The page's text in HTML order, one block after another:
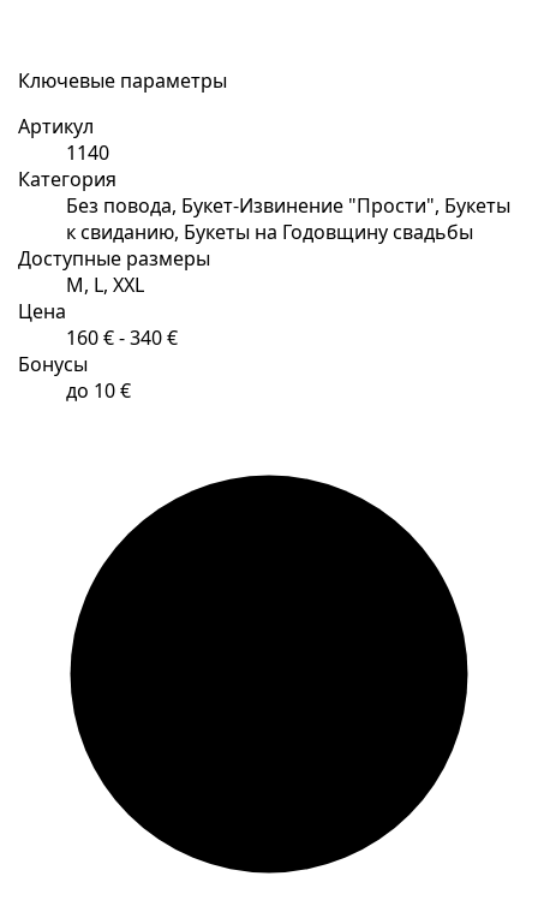
Ключевые параметры
Артикул
1140
Категория
Без повода, Букет-Извинение "Прости", Букеты
к свиданию, Букеты на Годовщину свадьбы
Доступные размеры
M, L, XXL
Цена
160 € - 340 €
Бонусы
до 10 €